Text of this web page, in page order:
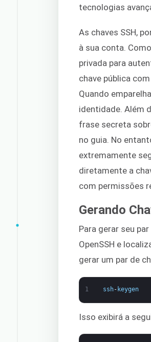
tecnologias
As chaves SSH,
à sua conta.
privada para
chave pública
Quando
identidade. Além
frase secreta
no guia. No
extremamente
diretamente a
com permissões
Gerando
Para gerar seu
OpenSSH e
gerar um par de
1 ssh- keygen
Isso exibirá a